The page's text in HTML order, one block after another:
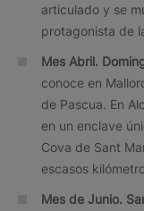
articulado y se
protagonista de
Mes Abril.
conoce en
de Pascua. En
en un enclave
Cova de Sant
escasos
Mes de Junio.